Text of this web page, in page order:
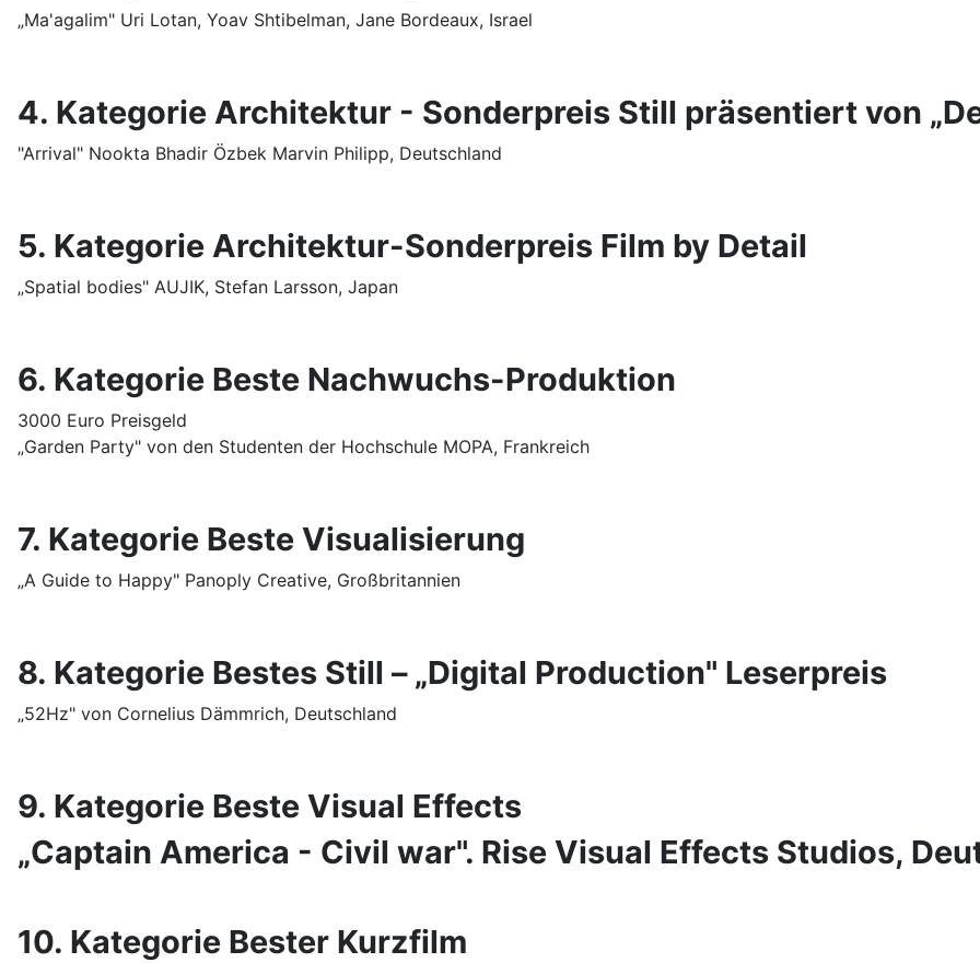
„Ma'agalim" Uri Lotan, Yoav Shtibelman, Jane Bordeaux, Israel
4. Kategorie Architektur - Sonderpreis Still präsentiert von
"Arrival" Nookta Bhadir Özbek Marvin Philipp, Deutschland
5. Kategorie Architektur-Sonderpreis Film by Detail
„Spatial bodies" AUJIK, Stefan Larsson, Japan
6. Kategorie Beste Nachwuchs-Produktion
3000 Euro Preisgeld
„Garden Party" von den Studenten der Hochschule MOPA, Frankreich
7. Kategorie Beste Visualisierung
„A Guide to Happy" Panoply Creative, Großbritannien
8. Kategorie Bestes Still – „Digital Production" Leserpreis
„52Hz" von Cornelius Dämmrich, Deutschland
9. Kategorie Beste Visual Effects
„Captain America - Civil war". Rise Visual Effects Studios,
10. Kategorie Bester Kurzfilm